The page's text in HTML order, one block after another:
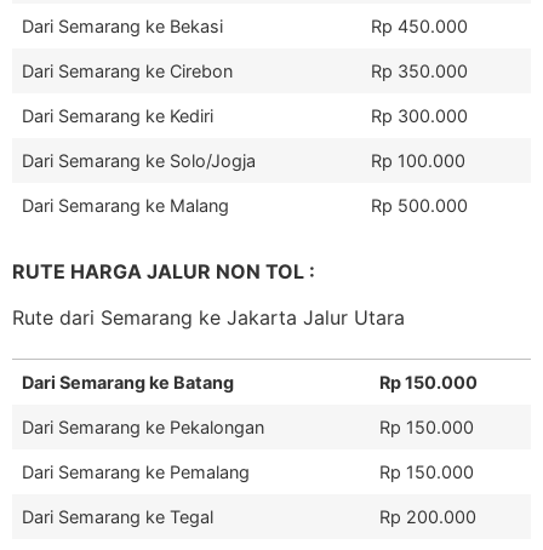
Dari Semarang ke Bekasi Rp 450.000
Dari Semarang ke Cirebon Rp 350.000
Dari Semarang ke Kediri Rp 300.000
Dari Semarang ke Solo/Jogja Rp 100.000
Dari Semarang ke Malang Rp 500.000
RUTE HARGA JALUR NON TOL :
Rute dari Semarang ke Jakarta Jalur Utara
Dari Semarang ke Batang Rp 150.000
Dari Semarang ke Pekalongan Rp 150.000
Dari Semarang ke Pemalang Rp 150.000
Dari Semarang ke Tegal Rp 200.000